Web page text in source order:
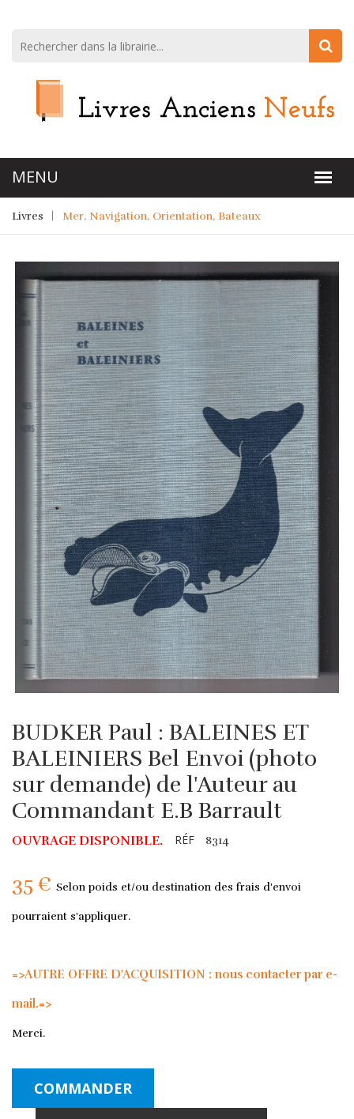
Livres Mer, Navigation, Orientation, Bateaux
BUDKER Paul : BALEINES ET
BALEINIERS Bel Envoi (photo
sur demande) de l'Auteur au
Commandant E.B Barrault
OUVRAGE DISPONIBLE. RÉF 8314
35 € Selon poids et/ou destination des frais d'envoi
pourraient s'appliquer.
=>AUTRE OFFRE D'ACQUISITION : nous contacter par e-
mail.=>
Merci.
COMMANDER